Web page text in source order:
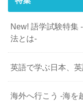
New! 語学試験特集
法とは-
英語で学ぶ日本、
海外へ行こう -海を